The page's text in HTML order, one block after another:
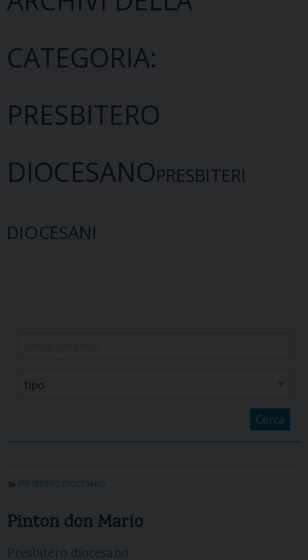
CATEGORIA:
PRESBITERO
DIOCESANO
Cerca
PRESBITERO DIOCESANO
Pinton don Mario
Presbitero diocesano